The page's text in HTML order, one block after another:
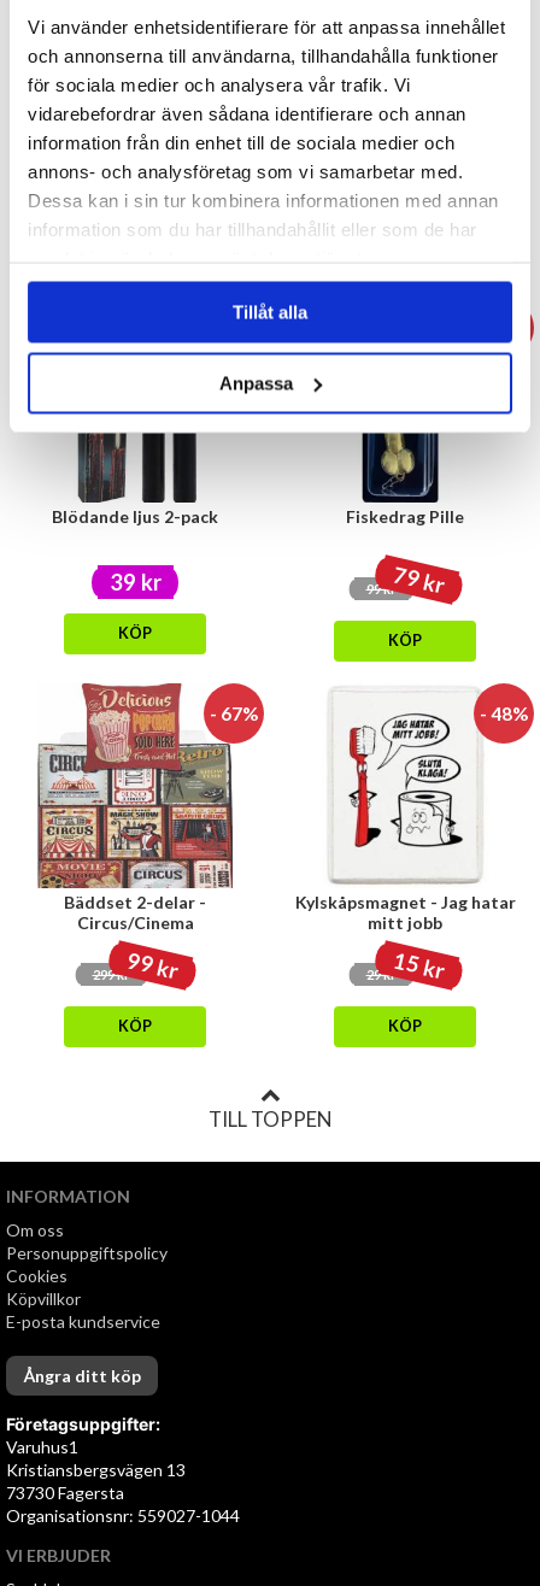
Vi använder enhetsidentifierare för att anpassa innehållet
och annonserna till användarna, tillhandahålla funktioner
för sociala medier och analysera vår trafik. Vi
vidarebefordrar även sådana identifierare och annan
information från din enhet till de sociala medier och
annons- och analysföretag som vi samarbetar med.
Dessa kan i sin tur kombinera informationen med annan
information som du har tillhandahållit eller som de har
Tillåt alla
Anpassa
Ryggkliare Presentset
99 kr
snäll....husse
79 kr
Blödande ljus 2-pack
39 kr
KÖP
Fiskedrag Pille
99 kr79 kr
KÖP
- 67%
Bäddset 2-delar -
Circus/Cinema
299 kr99 kr
KÖP
- 48%
Kylskåpsmagnet - Jag hatar
mitt jobb
29 kr15 kr
KÖP
TILL TOPPEN
INFORMATION
Om oss
Personuppgiftspolicy
Cookies
Köpvillkor
E-posta kundservice
Ångra ditt köp
Företagsuppgifter:
Varuhus1
Kristiansbergsvägen 13
73730 Fagersta
Organisationsnr: 559027-1044
VI ERBJUDER